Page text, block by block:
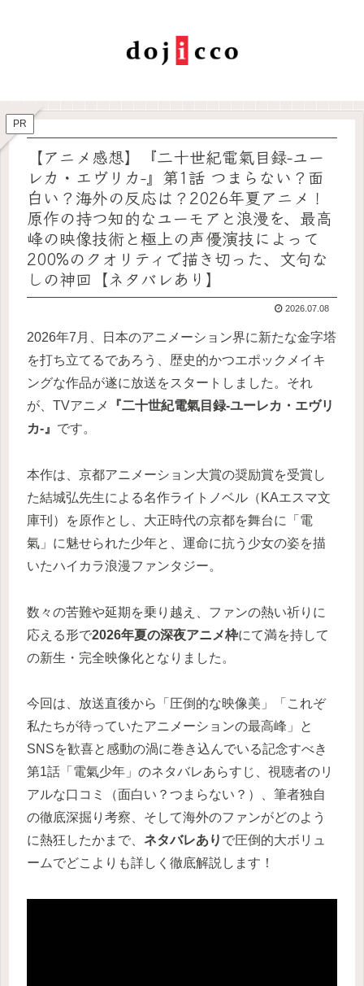
PR
【アニメ感想】『二十世紀電氣目録-ユー
レカ・エヴリカ-』第1話 つまらない？面
白い？海外の反応は？2026年夏アニメ！
原作の持つ知的なユーモアと浪漫を、最高
峰の映像技術と極上の声優演技によって
200%のクオリティで描き切った、文句な
しの神回【ネタバレあり】
2026.07.08
2026年7月、日本のアニメーション界に新たな金字塔
を打ち立てるであろう、歴史的かつエポックメイキ
ングな作品が遂に放送をスタートしました。それ
が、TVアニメ
『二十世紀電氣目録-ユーレカ・エヴリ
カ-』 です。
本作は、京都アニメーション大賞の奨励賞を受賞し
た結城弘先生による名作ライトノベル（KAエスマ文
庫刊）を原作とし、大正時代の京都を舞台に「電
氣」に魅せられた少年と、運命に抗う少女の姿を描
いたハイカラ浪漫ファンタジー。
数々の苦難や延期を乗り越え、ファンの熱い祈りに
応える形で2026年夏の深夜アニメ枠にて満を持して
の新生・完全映像化となりました。
今回は、放送直後から「圧倒的な映像美」「これぞ
私たちが待っていたアニメーションの最高峰」と
SNSを歓喜と感動の渦に巻き込んでいる記念すべき
第1話「電氣少年」のネタバレあらすじ、視聴者のリ
アルな口コミ（面白い？つまらない？）、筆者独自
の徹底深掘り考察、そして海外のファンがどのよう
に熱狂したかまで、 ネタバレあり で圧倒的大ボリュ
ームでどこよりも詳しく徹底解説します！